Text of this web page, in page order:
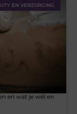
EN VERZORGING
en wat je wél en